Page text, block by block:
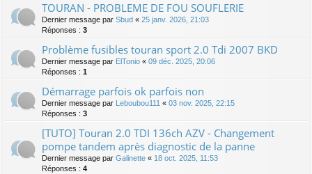
TOURAN - PROBLEME DE FOU SOUFLERIE
Dernier message par Sbud « 25 janv. 2026, 21:03
Réponses : 3
Problème fusibles touran sport 2.0 Tdi 2007 BKD
Dernier message par ElTonio « 09 déc. 2025, 20:06
Réponses : 1
Démarrage parfois ok parfois non
Dernier message par Leboubou111 « 03 nov. 2025, 22:15
Réponses : 3
[TUTO] Touran 2.0 TDI 136ch AZV - Changement
pompe tandem après diagnostic de la panne
Dernier message par Galinette « 18 oct. 2025, 11:53
Réponses : 4